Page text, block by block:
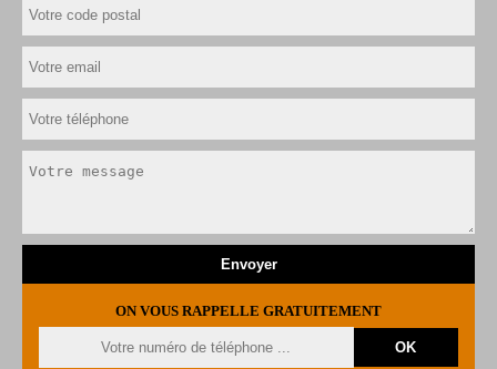
ON VOUS RAPPELLE GRATUITEMENT